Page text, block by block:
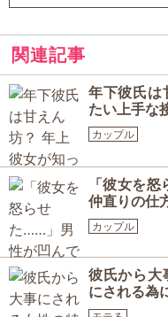
関連記事
年下彼氏は
たい上手な
カップル
「彼女を
仲直りの仕
カップル
彼氏から大
にされる為